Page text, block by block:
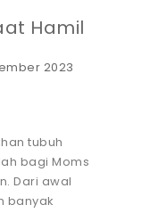
Hamil
2023
tubuh
bagi Moms
Dari awal
banyak